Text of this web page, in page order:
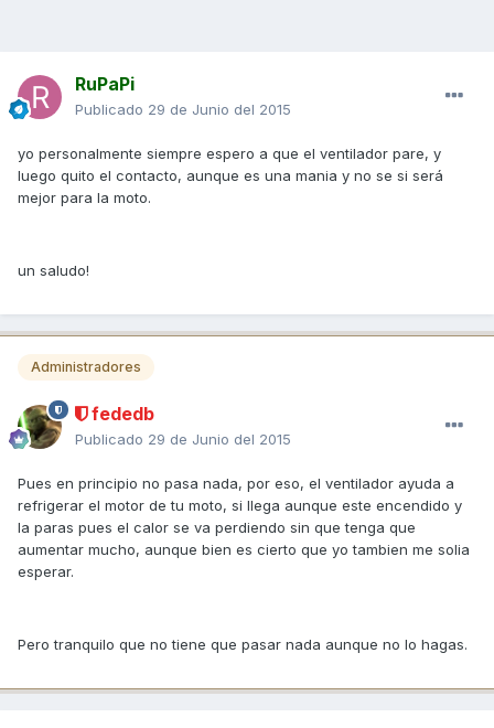
RuPaPi
Publicado 29 de Junio del 2015
yo personalmente siempre espero a que el ventilador pare, y
luego quito el contacto, aunque es una mania y no se si será
mejor para la moto.
un saludo!
Administradores
fededb
Publicado 29 de Junio del 2015
Pues en principio no pasa nada, por eso, el ventilador ayuda a
refrigerar el motor de tu moto, si llega aunque este encendido y
la paras pues el calor se va perdiendo sin que tenga que
aumentar mucho, aunque bien es cierto que yo tambien me solia
esperar.
Pero tranquilo que no tiene que pasar nada aunque no lo hagas.